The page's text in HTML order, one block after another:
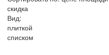
скидка
Вид:
плиткой
списком